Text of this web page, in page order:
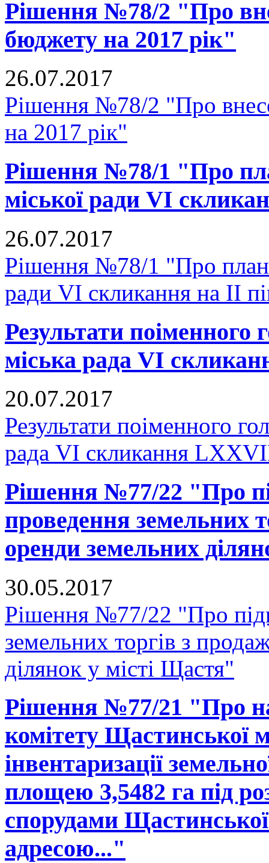
Рішення №78/2 "Про
бюджету на 2017 рік"
26.07.2017
Рішення №78/2 "Про
на 2017 рік"
Рішення №78/1 "Про
міської ради VI
26.07.2017
Рішення №78/1 "Про план
ради VI скликання на II
Результати
міська рада VI
20.07.2017
Результати поіменного
рада VI скликання
Рішення №77/22 "Про
проведення земельних
оренди земельних
30.05.2017
Рішення №77/22 "Про
земельних торгів з
ділянок у місті Щастя"
Рішення №77/21 "Про
комітету Щастинської
інвентаризації
площею 3,5482 га під
спорудами Щастинської
адресою..."